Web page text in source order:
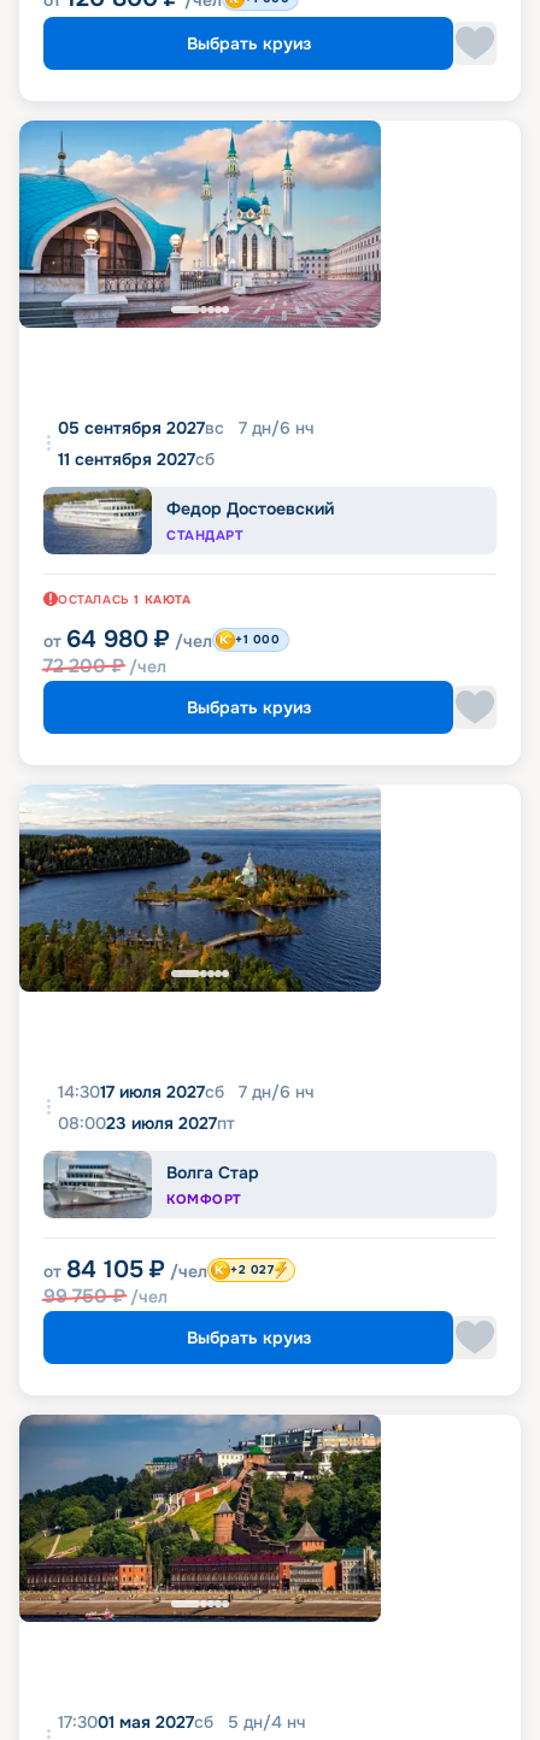
Выбрать круиз
05 сентября 2027вс 7 дн/6 нч
11 сентября 2027сб
Федор Достоевский
СТАНДАРТ
ОСТАЛАСЬ 1 КАЮТА
от 64 980 ₽ /чел
72 200₽ /чел
+1 000
Выбрать круиз
14:3017 июля 2027сб 7 дн/6 нч
08:0023 июля 2027пт
Волга Стар
КОМФОРТ
от 84 105 ₽ /чел
99 750₽ /чел
+2 027
Выбрать круиз
17:3001 мая 2027сб 5 дн/4 нч